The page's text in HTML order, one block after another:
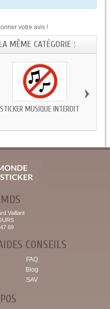
votre avis !
MÊME CATÉGORIE :
STICKER MUSIQUE INTERDIT
›
Vaillant
69
CONSEILS
FAQ
Blog
SAV